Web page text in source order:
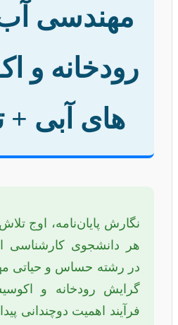
مهندسی
رودخانه و
های آبی +
نگارش پایان‌نامه، اوج
هر دانشجوی کارشناسی
در رشته حساس و حیاتی
گرایش رودخانه و
فرآیند اهمیت دوچندانی